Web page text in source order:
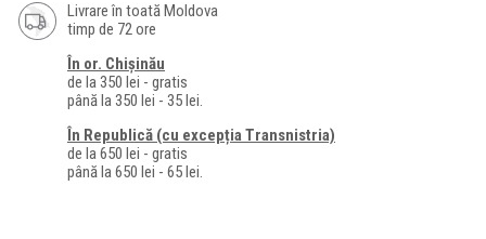
Livrare în toată Moldova
timp de 72 ore
În or. Chișinău
de la 350 lei - gratis
până la 350 lei - 35 lei.
În Republică (cu excepția Transnistria)
de la 650 lei - gratis
până la 650 lei - 65 lei.